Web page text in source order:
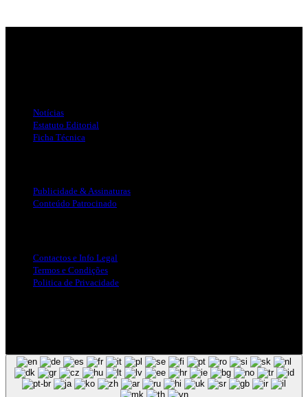
Notícias
Estatuto Editorial
Ficha Técnica
Publicidade & Assinaturas
Conteúdo Patrocinado
Contactos e Info Legal
Termos e Condições
Politica de Privacidade